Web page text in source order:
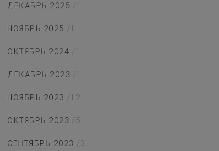
ДЕКАБРЬ 2025 /1
НОЯБРЬ 2025 /1
ОКТЯБРЬ 2024 /1
ДЕКАБРЬ 2023 /1
НОЯБРЬ 2023 /12
ОКТЯБРЬ 2023 /5
СЕНТЯБРЬ 2023 /3